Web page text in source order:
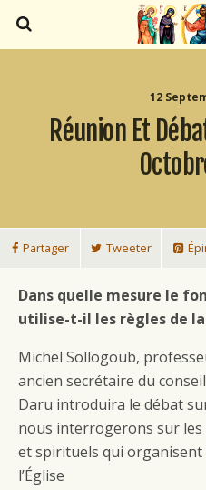
12
Réunion Et
Partager Tweeter
Dans quelle mesure le
utilise-t-il les règles de
Michel Sollogoub,
ancien secrétaire du
Daru introduira le débat
nous interrogerons sur
et spirituels qui
l’Église